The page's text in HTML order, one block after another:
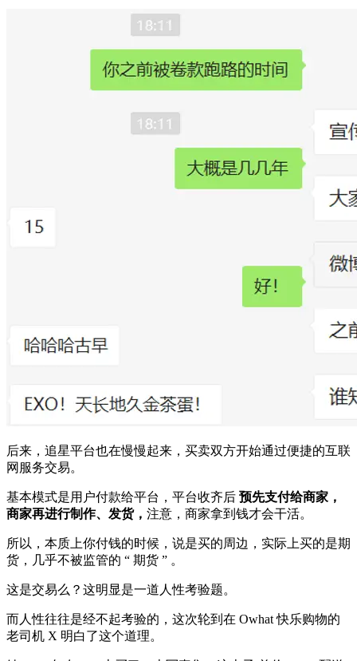
后来，追星平台也在慢慢起来，买卖双方开始通过便捷的互联
网服务交易。
基本模式是用户付款给平台，平台收齐后 预先支付给商家，
商家再进行制作、发货， 注意，商家拿到钱才会干活。
所以，本质上你付钱的时候，说是买的周边，实际上买的是期
货，几乎不被监管的 “ 期货 ” 。
这是交易么？这明显是一道人性考验题。
而人性往往是经不起考验的，这次轮到在 Owhat 快乐购物的
老司机 X 明白了这个道理。